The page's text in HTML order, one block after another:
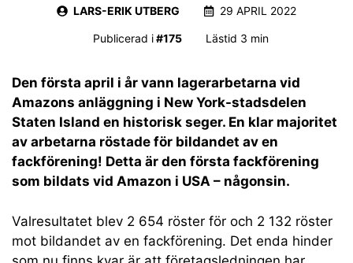
LARS-ERIK UTBERG 29 APRIL 2022
Publicerad i #175 Lästid 3 min
Den första april i år vann lagerarbetarna vid
Amazons anläggning i New York-stadsdelen
Staten Island en historisk seger. En klar majoritet
av arbetarna röstade för bildandet av en
fackförening! Detta är den första fackförening
som bildats vid Amazon i USA – någonsin.
Valresultatet blev 2 654 röster för och 2 132 röster
mot bildandet av en fackförening. Det enda hinder